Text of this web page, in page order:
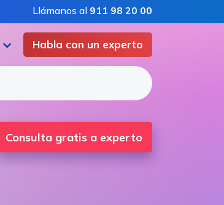
Llámanos al 911 98 20 00
Habla con un experto
Consulta gratis a experto